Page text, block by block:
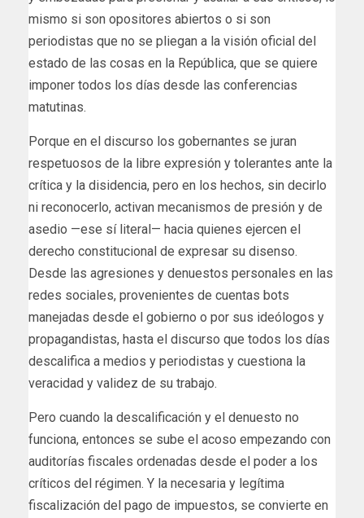
mismo si son opositores abiertos o si son
periodistas que no se pliegan a la visión oficial del
estado de las cosas en la República, que se quiere
imponer todos los días desde las conferencias
matutinas.
Porque en el discurso los gobernantes se juran
respetuosos de la libre expresión y tolerantes ante la
crítica y la disidencia, pero en los hechos, sin decirlo
ni reconocerlo, activan mecanismos de presión y de
asedio —ese sí literal— hacia quienes ejercen el
derecho constitucional de expresar su disenso.
Desde las agresiones y denuestos personales en las
redes sociales, provenientes de cuentas bots
manejadas desde el gobierno o por sus ideólogos y
propagandistas, hasta el discurso que todos los días
descalifica a medios y periodistas y cuestiona la
veracidad y validez de su trabajo.
Pero cuando la descalificación y el denuesto no
funciona, entonces se sube el acoso empezando con
auditorías fiscales ordenadas desde el poder a los
críticos del régimen. Y la necesaria y legítima
fiscalización del pago de impuestos, se convierte en